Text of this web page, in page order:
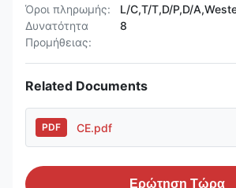
Όροι πληρωμής:
L/C,T/T,D/P,D/
Δυνατότητα
Προμήθειας:
8
Related Documents
PDF CE.pdf
Ερώτηση Τώρα